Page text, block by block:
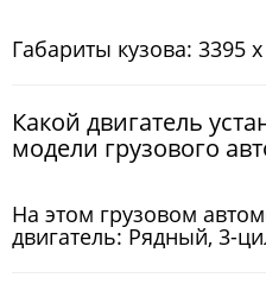
Габариты кузова: 3395
Какой двигатель
модели грузового
На этом грузовом
двигатель: Рядный, 3-